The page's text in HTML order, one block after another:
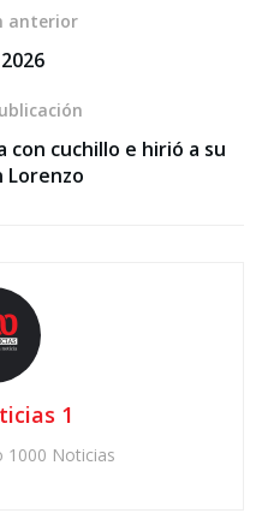
anterior
con cuchillo e hirió a su
Lorenzo
1
1000 Noticias